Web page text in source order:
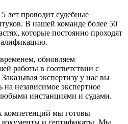
лет проводит судебные
В нашей команде более 50
которые постоянно проходят
обновляем
работы в соответствии с
экспертизу у нас вы
на независимое экспертное
инстанциями и судами.
компетенций мы готовы
документы и сертификаты. Мы